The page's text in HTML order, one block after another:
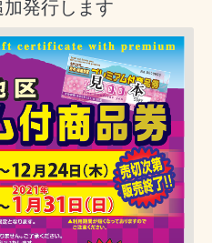
発行します